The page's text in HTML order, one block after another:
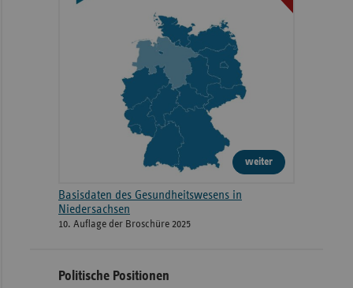
weiter
Basisdaten des Gesundheitswesens in
Niedersachsen
10. Auflage der Broschüre 2025
Politische Positionen